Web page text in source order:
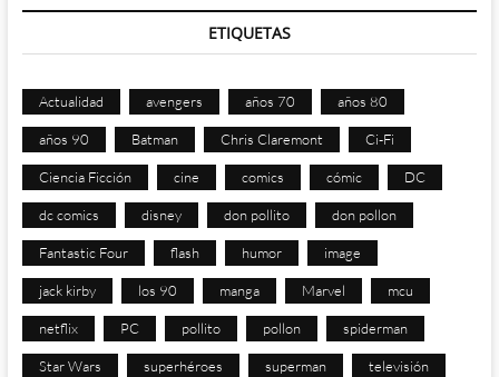
ETIQUETAS
Actualidad avengers años 70 años 80
años 90 Batman Chris Claremont Ci-Fi
Ciencia Ficción cine comics cómic DC
dc comics disney don pollito don pollon
Fantastic Four flash humor image
jack kirby los 90 manga Marvel mcu
netflix PC pollito pollon spiderman
Star Wars superhéroes superman televisión